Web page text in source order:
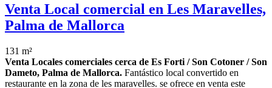
Venta Local comercial en Les Maravelles,
Palma de Mallorca
131 m²
Venta Locales comerciales cerca de Es Forti / Son Cotoner / Son
Dameto, Palma de Mallorca. Fantástico local convertido en
restaurante en la zona de les maravelles. se ofrece en venta este